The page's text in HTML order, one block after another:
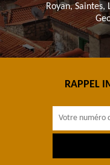
Royan, Saintes,
RAPPEL